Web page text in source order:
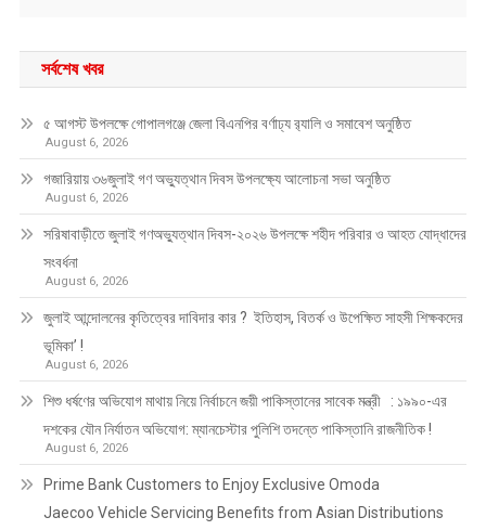
সর্বশেষ খবর
৫ আগস্ট উপলক্ষে গোপালগঞ্জে জেলা বিএনপির বর্ণাঢ্য র‍্যালি ও সমাবেশ অনুষ্ঠিত
August 6, 2026
গজারিয়ায় ৩৬জুলাই গণ অভ্যুত্থান দিবস উপলক্ষ্যে আলোচনা সভা অনুষ্ঠিত
August 6, 2026
সরিষাবাড়ীতে জুলাই গণঅভ্যুত্থান দিবস-২০২৬ উপলক্ষে শহীদ পরিবার ও আহত যোদ্ধাদের
সংবর্ধনা
August 6, 2026
জুলাই আন্দোলনের কৃতিত্বের দাবিদার কার ? ইতিহাস, বিতর্ক ও উপেক্ষিত সাহসী শিক্ষকদের
ভূমিকা’ !
August 6, 2026
শিশু ধর্ষণের অভিযোগ মাথায় নিয়ে নির্বাচনে জয়ী পাকিস্তানের সাবেক মন্ত্রী : ১৯৯০-এর
দশকের যৌন নির্যাতন অভিযোগ: ম্যানচেস্টার পুলিশি তদন্তে পাকিস্তানি রাজনীতিক !
August 6, 2026
Prime Bank Customers to Enjoy Exclusive Omoda
Jaecoo Vehicle Servicing Benefits from Asian Distributions